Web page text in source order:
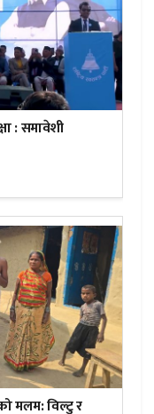
: समावेशी
मलम: विल्टु र